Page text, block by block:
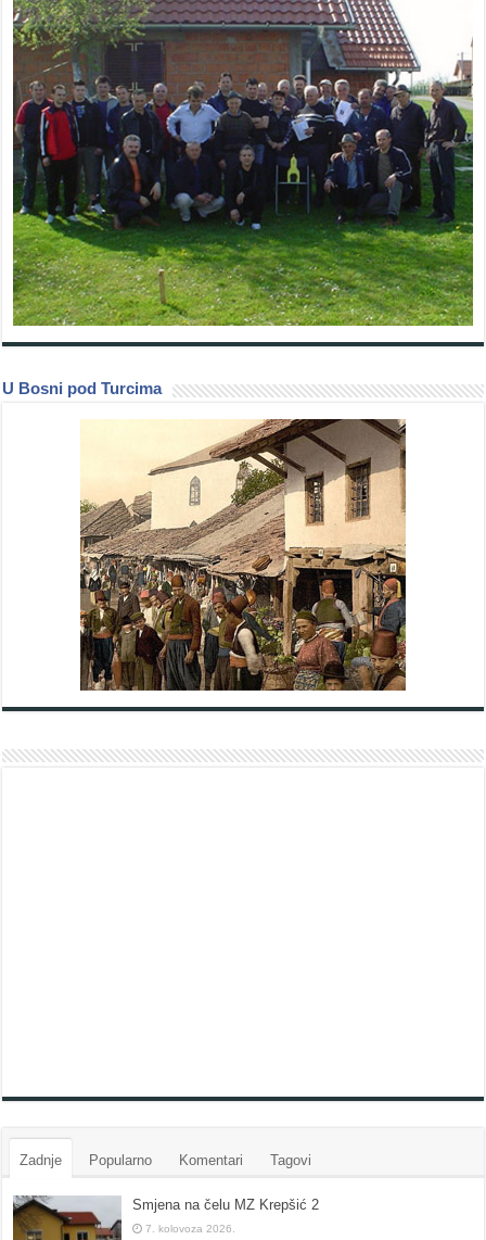
U Bosni pod Turcima
Zadnje Popularno Komentari Tagovi
Smjena na čelu MZ Krepšić 2
7. kolovoza 2026.